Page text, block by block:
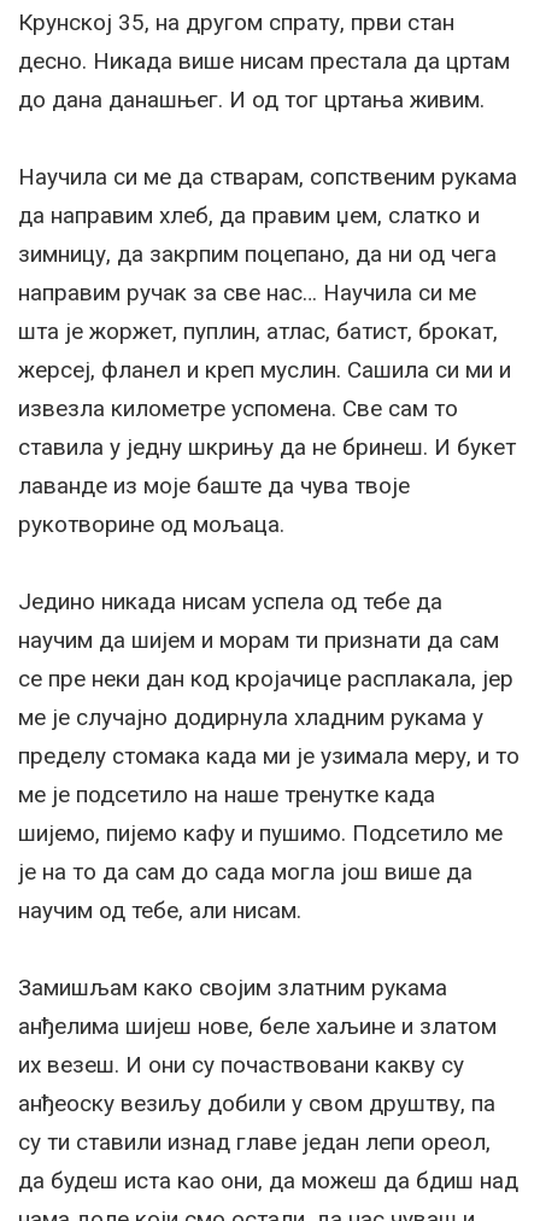
Крунској 35, на другом спрату, први стан
десно. Никада више нисам престала да цртам
до дана данашњег. И од тог цртања живим.
Научила си ме да стварам, сопственим рукама
да направим хлеб, да правим џем, слатко и
зимницу, да закрпим поцепано, да ни од чега
направим ручак за све нас… Научила си ме
шта је жоржет, пуплин, атлас, батист, брокат,
жерсеј, фланел и креп муслин. Сашила си ми и
извезла километре успомена. Све сам то
ставила у једну шкрињу да не бринеш. И букет
лаванде из моје баште да чува твоје
рукотворине од мољаца.
Једино никада нисам успела од тебе да
научим да шијем и морам ти признати да сам
се пре неки дан код кројачице расплакала, јер
ме је случајно додирнула хладним рукама у
пределу стомака када ми је узимала меру, и то
ме је подсетило на наше тренутке када
шијемо, пијемо кафу и пушимо. Подсетило ме
је на то да сам до сада могла још више да
научим од тебе, али нисам.
Замишљам како својим златним рукама
анђелима шијеш нове, беле хаљине и златом
их везеш. И они су почаствовани какву су
анђеоску везиљу добили у свом друштву, па
су ти ставили изнад главе један лепи ореол,
да будеш иста као они, да можеш да бдиш над